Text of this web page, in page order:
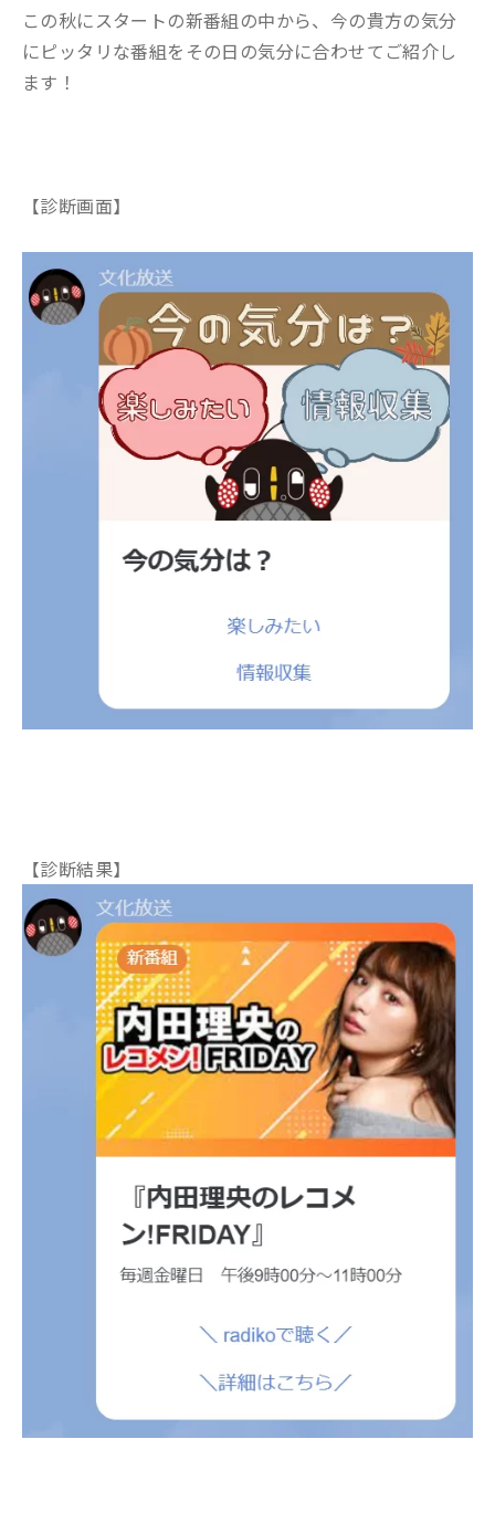
この秋にスタートの新番組の中から、 今の貴方の気分
にピッタリな番組をその日の気分に合わせてご紹介し
ます！
【診断画面】
【診断結果】